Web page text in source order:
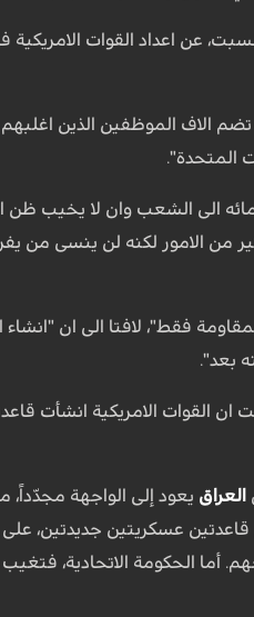
تضم الاف الموظفين الذين
المتحدة".
الى الشعب وان لا يخيب ظن
من الامور لكنه لن ينسى من
فقط"، لافتا الى ان
بعد".
القوات الامريكية انشأت
العراق يعود إلى الواجهة مجدّداً،
عسكريتين جديدتين، على
أما الحكومة الاتحادية،